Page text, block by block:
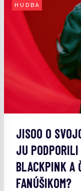
HUDBA
JISOO O
JU
BLACKPINK A
FANÚŠIKOM?